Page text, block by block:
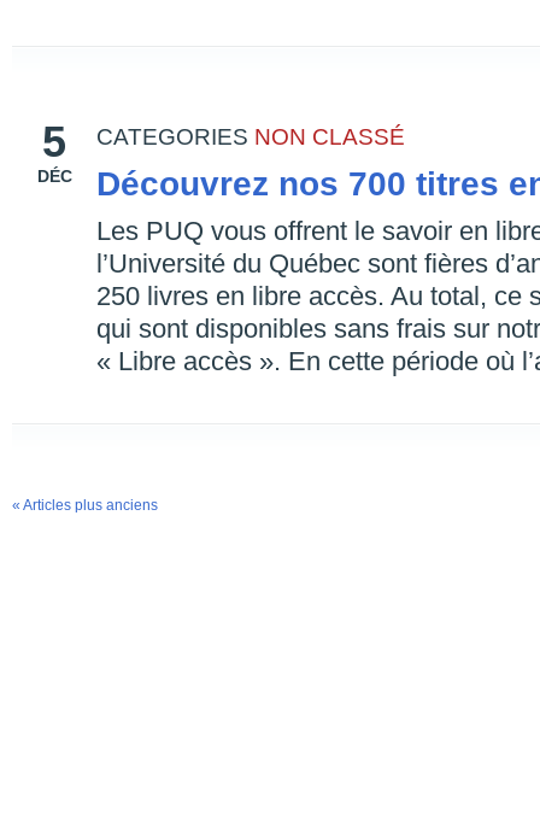
5
DÉC
CATEGORIES NON CLASSÉ
Découvrez nos 700 titres
Les PUQ vous offrent le savoir en
l’Université du Québec sont fières
250 livres en libre accès. Au total, ce
qui sont disponibles sans frais sur
« Libre accès ». En cette période où
« Articles plus anciens